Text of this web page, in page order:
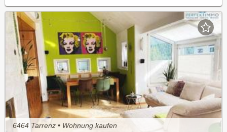
6464 Tarrenz • Wohnung kaufen